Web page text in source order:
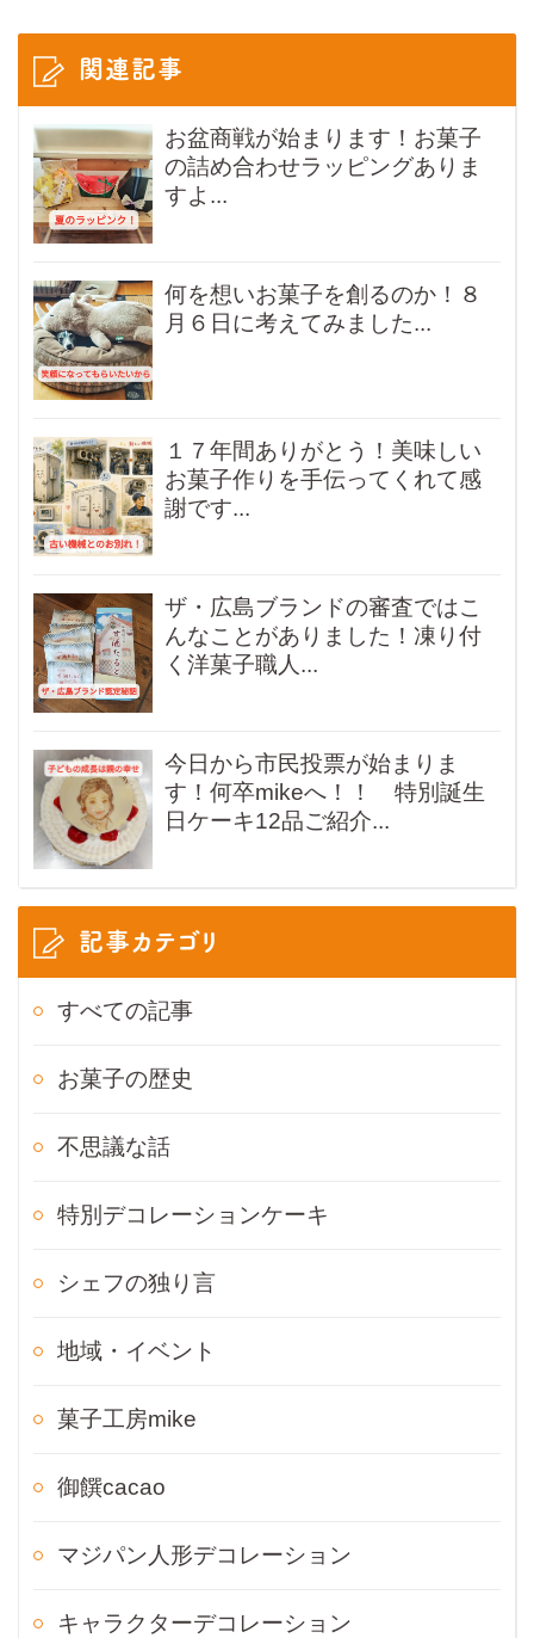
関連記事
お盆商戦が始まります！お菓子
の詰め合わせラッピングありま
すよ...
何を想いお菓子を創るのか！８
月６日に考えてみました...
１７年間ありがとう！美味しい
お菓子作りを手伝ってくれて感
謝です...
ザ・広島ブランドの審査ではこ
んなことがありました！凍り付
く洋菓子職人...
今日から市民投票が始まりま
す！何卒mikeへ！！ 特別誕生
日ケーキ12品ご紹介...
記事カテゴリ
すべての記事
お菓子の歴史
不思議な話
特別デコレーションケーキ
シェフの独り言
地域・イベント
菓子工房mike
御饌cacao
マジパン人形デコレーション
キャラクターデコレーション